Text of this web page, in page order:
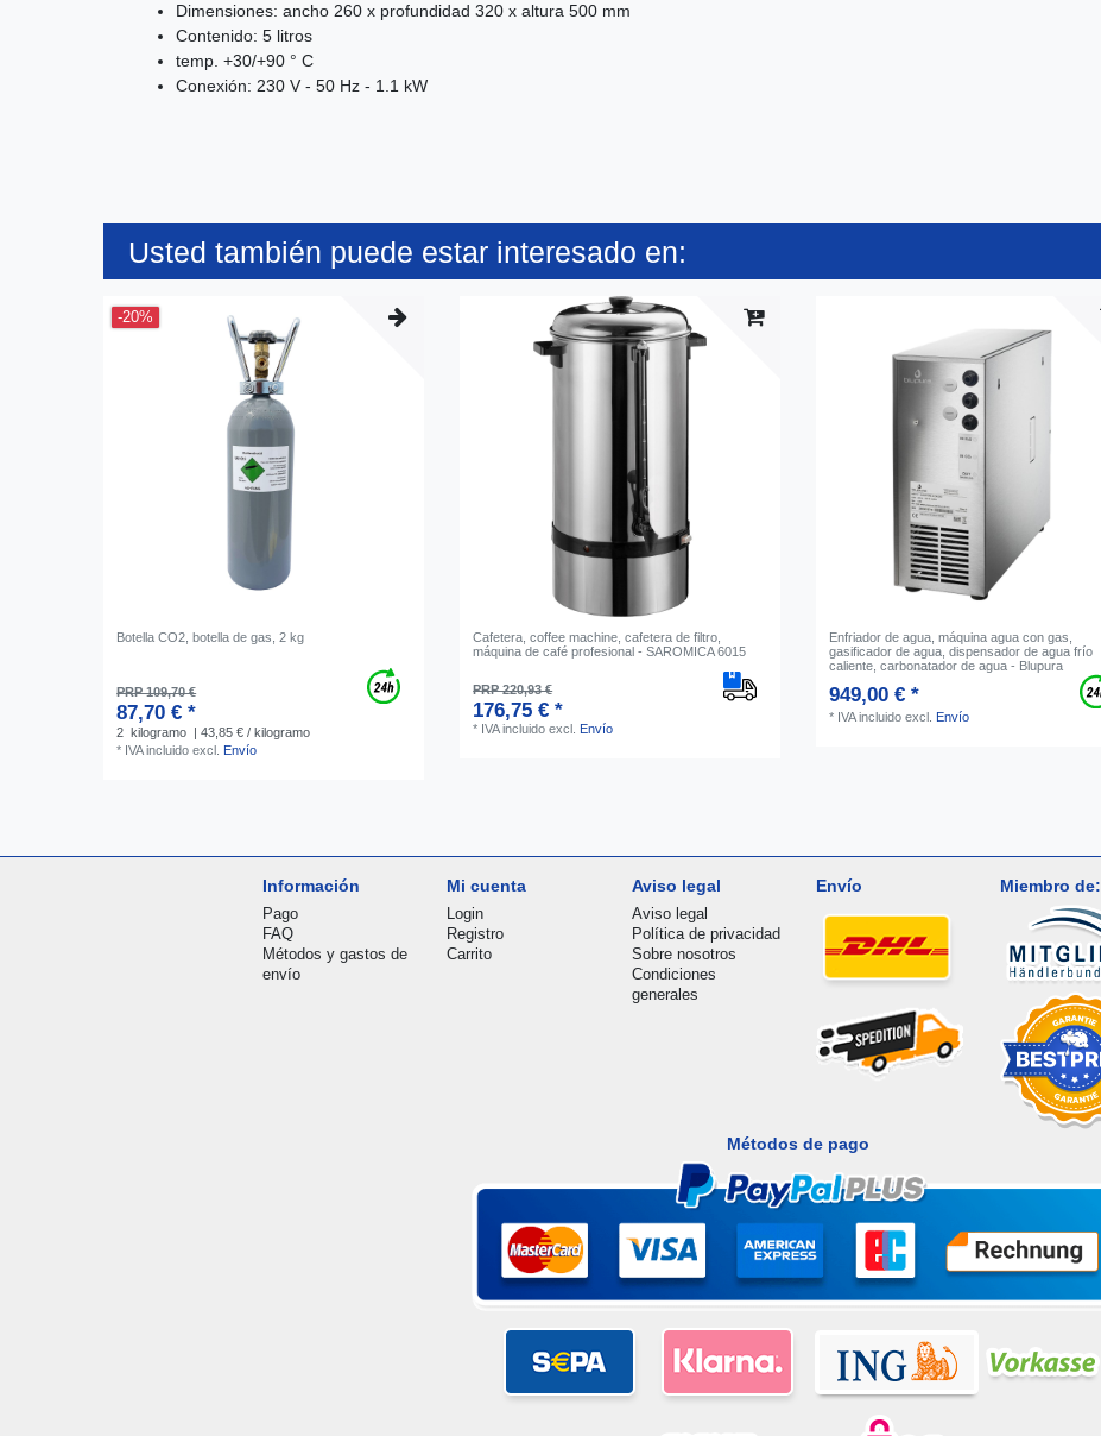
Dimensiones: ancho 260 x profundidad 320 x altura 500 mm
Contenido: 5 litros
temp. +30/+90 ° C
Conexión: 230 V - 50 Hz - 1.1 kW
Usted también puede estar interesado en:
-20%
Botella CO2, botella de gas, 2 kg
PRP 109,70 €
87,70 € *
2 kilogramo | 43,85 € / kilogramo
* IVA incluido excl. Envío
Cafetera, coffee machine, cafetera de filtro,
máquina de café profesional - SAROMICA 6015
PRP 220,93 €
176,75 € *
* IVA incluido excl. Envío
Enfriador de agua, máquina agua con gas,
gasificador de agua, dispensador de agua frío
caliente, carbonatador de agua - Blupura
949,00 € *
* IVA incluido excl. Envío
Información
Pago
FAQ
Métodos y gastos de
envío
Mi cuenta
Login
Registro
Carrito
Aviso legal
Aviso legal
Política de privacidad
Sobre nosotros
Condiciones
generales
Envío Miembro de:
Métodos de pago